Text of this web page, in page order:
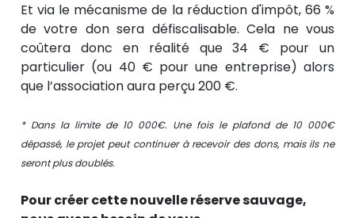
Et via le mécanisme de la réduction d'impôt, 66 %
de votre don sera défiscalisable. Cela ne vous
coûtera donc en réalité que 34 € pour un
particulier (ou 40 € pour une entreprise) alors
que l’association aura perçu 200 €.
* Dans la limite de 10 000€. Une fois le plafond de 10 000€
dépassé, le projet peut continuer à recevoir des dons, mais ils ne
seront plus doublés.
Pour créer cette nouvelle réserve sauvage,